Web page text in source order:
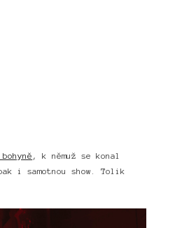
, k němuž se konal
i samotnou show. Tolik